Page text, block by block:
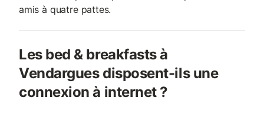
amis à quatre pattes.
Les bed & breakfasts à
Vendargues disposent-ils une
connexion à internet ?